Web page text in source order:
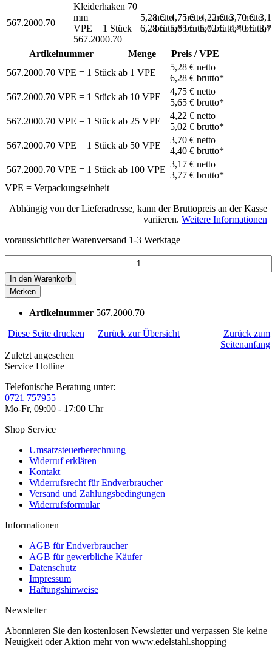
567.2000.70
Kleiderhaken 70
mm
VPE = 1 Stück
567.2000.70
5,28 €
netto
6,28 €brutto*
4,75 €
netto
5,65 €brutto*
4,22 €
netto
5,02 €brutto*
3,70 €
netto
4,40 €brutto*
Artikelnummer Menge
Preis / VPE
567.2000.70 VPE = 1 Stück ab 1 VPE
5,28 €netto
6,28 €brutto*
567.2000.70 VPE = 1 Stück ab 10 VPE
4,75 €netto
5,65 €brutto*
567.2000.70 VPE = 1 Stück ab 25 VPE
4,22 €netto
5,02 €brutto*
567.2000.70 VPE = 1 Stück ab 50 VPE
3,70 €netto
4,40 €brutto*
567.2000.70 VPE = 1 Stück ab 100 VPE
3,17 €netto
3,77 €brutto*
VPE = Verpackungseinheit
Abhängig von der Lieferadresse, kann der Bruttopreis an der Kasse
variieren. Weitere Informationen
voraussichtlicher Warenversand 1-3 Werktage
In den Warenkorb
Merken
Artikelnummer 567.2000.70
Diese Seite drucken
Zurück zur Übersicht
Zurück zum
Seitenanfang
Zuletzt angesehen
Service Hotline
Telefonische Beratung unter:
0721 757955
Mo-Fr, 09:00 - 17:00 Uhr
Shop Service
Umsatzsteuerberechnung
Widerruf erklären
Kontakt
Widerrufsrecht für Endverbraucher
Versand und Zahlungsbedingungen
Widerrufsformular
Informationen
AGB für Endverbraucher
AGB für gewerbliche Käufer
Datenschutz
Impressum
Haftungshinweise
Newsletter
Abonnieren Sie den kostenlosen Newsletter und verpassen Sie keine
Neuigkeit oder Aktion mehr von www.edelstahl.shopping